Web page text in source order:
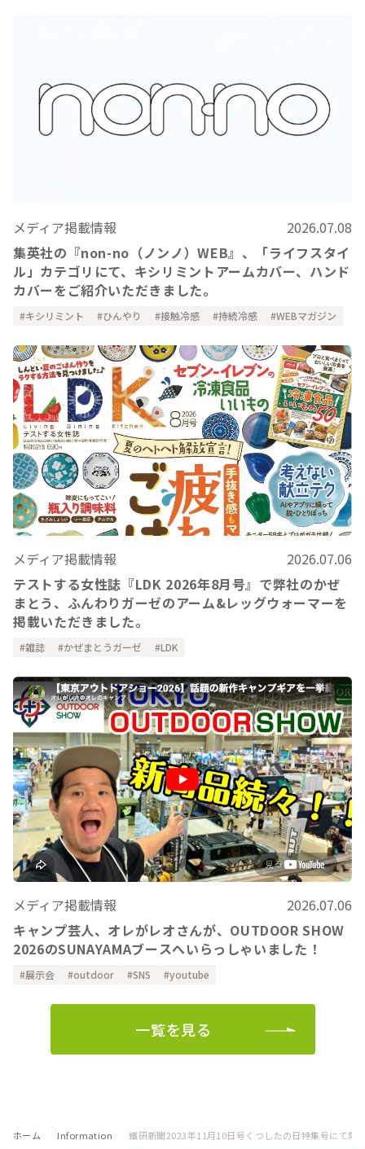
メディア掲載情報
2026.07.08
集英社の『non-no（ノンノ）WEB』、「ライフスタイ
ル」カテゴリにて、キシリミントアームカバー、ハンド
カバーをご紹介いただきました。
キシリミント ひんやり 接触冷感 持続冷感 WEBマガジン
メディア掲載情報
2026.07.06
テストする女性誌『LDK 2026年8月号』で弊社のかぜ
まとう、ふんわりガーゼのアーム&レッグウォーマーを
掲載いただきました。
雑誌 かぜまとうガーゼ LDK
メディア掲載情報
2026.07.06
キャンプ芸人、オレがレオさんが、OUTDOOR SHOW
2026のSUNAYAMAブースへいらっしゃいました！
展示会 outdoor SNS youtube
一覧を見る
ホーム Information 繊研新聞2023年11月10日号くつしたの日特集号にて弊